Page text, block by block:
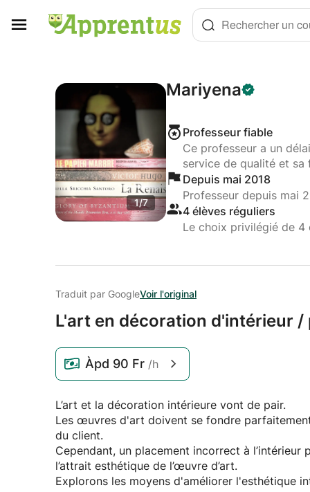
Rechercher un
1/7
Mariyena
Professeur fiable
Ce professeur a un
service de qualité et sa
Depuis mai 2018
Professeur depuis mai
4 élèves réguliers
Le choix privilégié de 4
Traduit par GoogleVoir l'original
L'art en décoration d'intérieur /
Àpd 90 Fr /h
L’art et la décoration intérieure vont de pair.
Les œuvres d'art doivent se fondre
du client.
Cependant, un placement incorrect à l’intérieur
l’attrait esthétique de l’œuvre d’art.
Explorons les moyens d'améliorer l'esthétique